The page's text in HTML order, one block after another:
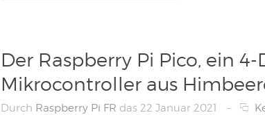
Der Raspberry Pi Pico, ein
Mikrocontroller aus
Durch Raspberry Pi FR das 22 Januar 2021 -